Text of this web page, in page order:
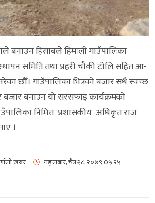
बनाउन हिसाबले हिमाली गाउँपालिका
समिति तथा प्रहरी चौकी टोलि सहित आ-
छौँ। गाउँपालिका भित्रको बजार सधैं स्वच्छ
बनाउन यो सरसफाइ कार्यक्रमको
निमित्त प्रशासकीय अधिकृत राज
।
खबर मङ्लबार, चैत्र २८, २०७९0५:२५